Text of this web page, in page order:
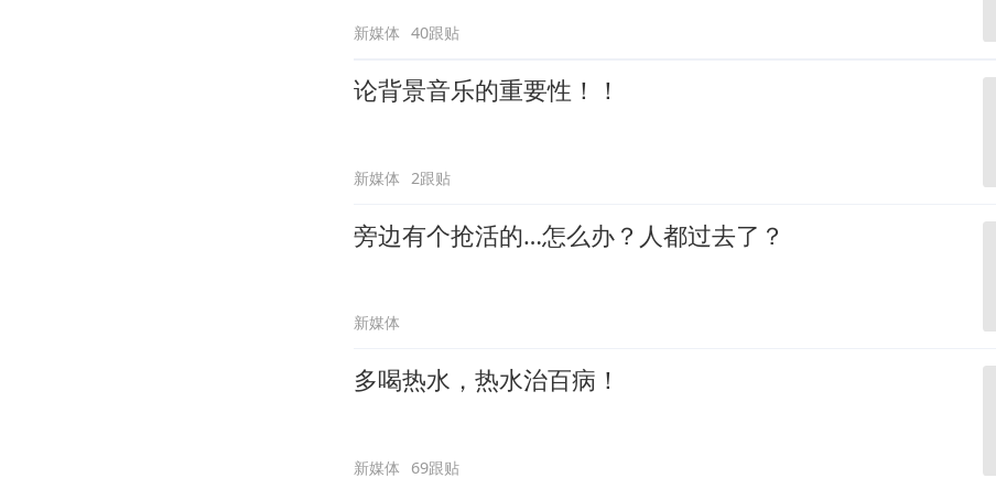
新媒体 40跟贴
论背景音乐的重要性！！
新媒体 2跟贴
旁边有个抢活的…怎么办？人都过去了？
新媒体
多喝热水，热水治百病！
新媒体 69跟贴